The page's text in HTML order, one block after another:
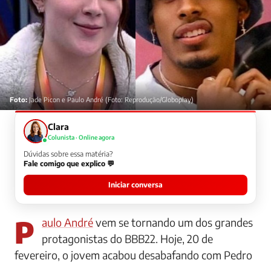
Foto:Jade Picon e Paulo André (Foto: Reprodução/Globoplay)
Clara
Colunista · Online agora
Dúvidas sobre essa matéria?
Fale comigo que explico 💬
Iniciar conversa
Paulo Andrévem se tornando um dos grandes
protagonistas do BBB22. Hoje, 20 de
fevereiro, o jovem acabou desabafando com Pedro